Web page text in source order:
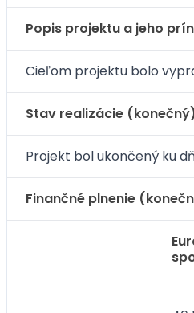
Popis projektu a jeho
Cieľom projektu bolo
Stav realizácie
Projekt bol ukončený ku
Finančné plnenie